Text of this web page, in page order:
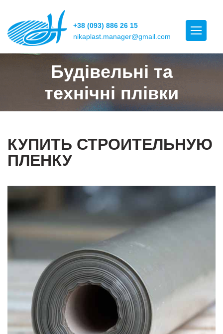
+38 (093) 886 26 15
nikaplast.manager@gmail.com
Будівельні та
технічні плівки
КУПИТЬ СТРОИТЕЛЬНУЮ
ПЛЕНКУ